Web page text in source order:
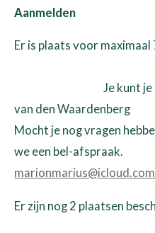
Aanmelden
Er is plaats voor
Je kunt je
van den Waardenberg
Mocht je nog vragen
we een bel-afspraak.
marionmarius@icloud.com
Er zijn nog 2 plaatsen